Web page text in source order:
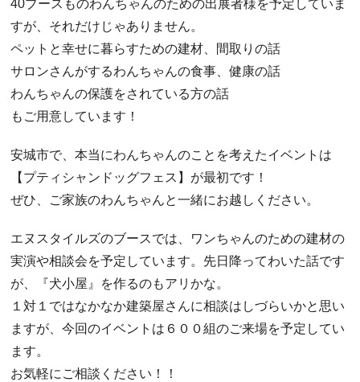
40ブースものわんちゃんのための出展者様を予定していま
すが、それだけじゃありません。
ペットと幸せに暮らすための建材、間取りの話
サロンさんがするわんちゃんの食事、健康の話
わんちゃんの保護をされている方の話
もご用意しています！
安城市で、本当にわんちゃんのことを考えたイベントは
【プティシャンドッグフェス】が最初です！
ぜひ、ご家族のわんちゃんと一緒にお越しください。
エヌスタイルズのブースでは、ワンちゃんのための建材の
実演や相談会を予定しています。先日降ってわいた話です
が、『犬小屋』を作るのもアリかな。
１対１ではなかなか建築屋さんに相談はしづらいかと思い
ますが、今回のイベントは６００組のご来場を予定してい
ます。
お気軽にご相談ください！！